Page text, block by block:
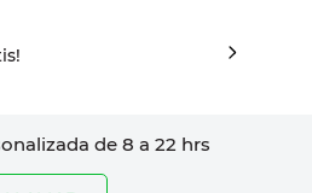
de 8 a 22 hrs